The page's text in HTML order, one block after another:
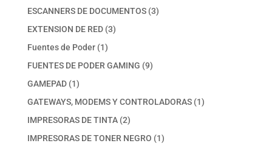
productos
ESCANNERS DE DOCUMENTOS 33
EXTENSION DE RED 33
Fuentes de Poder 11
producto
FUENTES DE PODER GAMING 99
GAMEPAD 11
producto
GATEWAYS, MODEMS Y CONTROLADORAS 11
IMPRESORAS DE TINTA 22
productos
IMPRESORAS DE TONER NEGRO 11